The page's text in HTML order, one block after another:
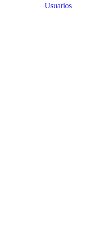
Usuarios